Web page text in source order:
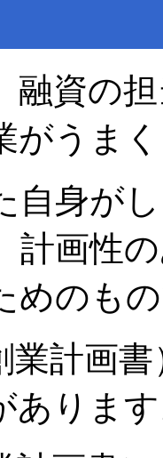
融資の
がうま
自身が
計画性
めのも
業計画
ありま